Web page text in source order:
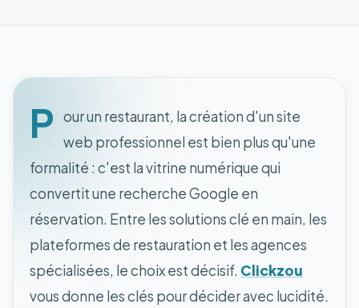
P our un restaurant, la création d'un site
web professionnel est bien plus qu'une
formalité : c'est la vitrine numérique qui
convertit une recherche Google en
réservation. Entre les solutions clé en main, les
plateformes de restauration et les agences
spécialisées, le choix est décisif. Clickzou
vous donne les clés pour décider avec lucidité.